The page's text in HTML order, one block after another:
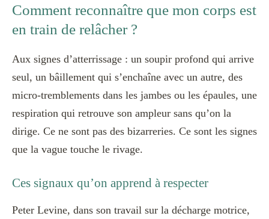
Comment reconnaître que mon corps est
en train de relâcher ?
Aux signes d’atterrissage : un soupir profond qui arrive
seul, un bâillement qui s’enchaîne avec un autre, des
micro-tremblements dans les jambes ou les épaules, une
respiration qui retrouve son ampleur sans qu’on la
dirige. Ce ne sont pas des bizarreries. Ce sont les signes
que la vague touche le rivage.
Ces signaux qu’on apprend à respecter
Peter Levine, dans son travail sur la décharge motrice,